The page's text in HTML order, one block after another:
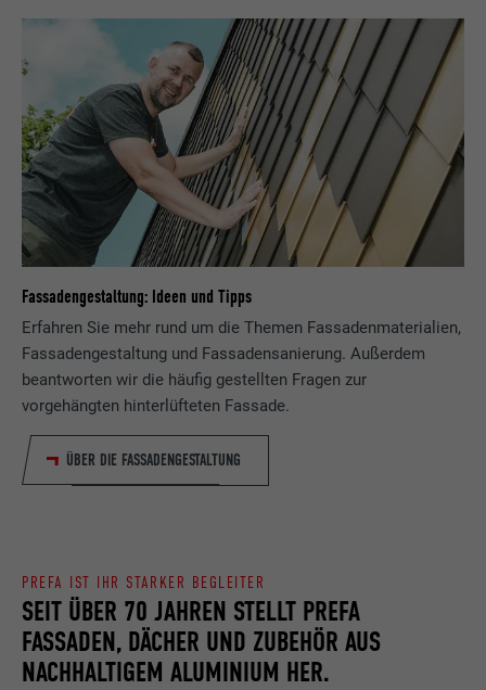
Fassadengestaltung: Ideen und Tipps
Erfahren Sie mehr rund um die Themen Fassadenmaterialien,
Fassadengestaltung und Fassadensanierung. Außerdem
beantworten wir die häufig gestellten Fragen zur
vorgehängten hinterlüfteten Fassade.
ÜBER DIE FASSADENGESTALTUNG
SEIT ÜBER 70 JAHREN STELLT PREFA
FASSADEN, DÄCHER UND ZUBEHÖR AUS
NACHHALTIGEM ALUMINIUM HER.
PREFA IST IHR STARKER BEGLEITER